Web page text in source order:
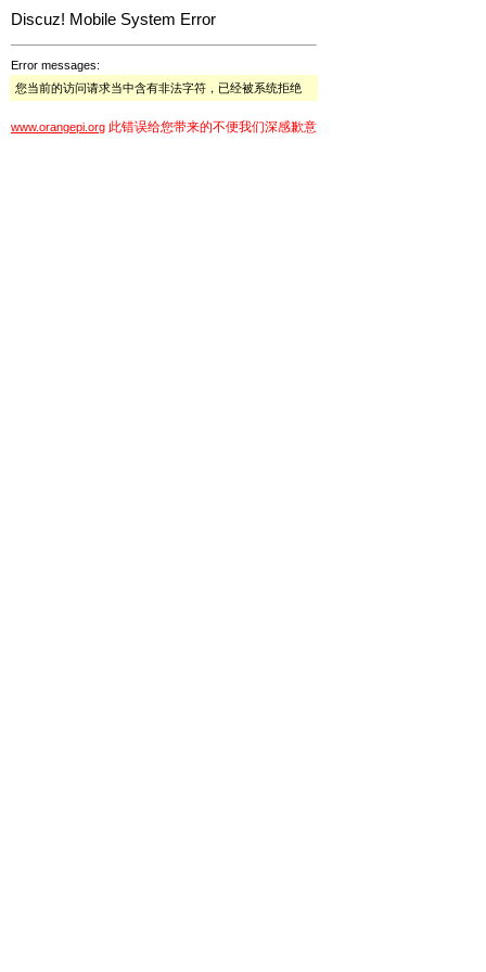
Discuz! Mobile System Error
Error messages:
您当前的访问请求当中含有非法字符，已经被系统拒绝
www.orangepi.org 此错误给您带来的不便我们深感歉意